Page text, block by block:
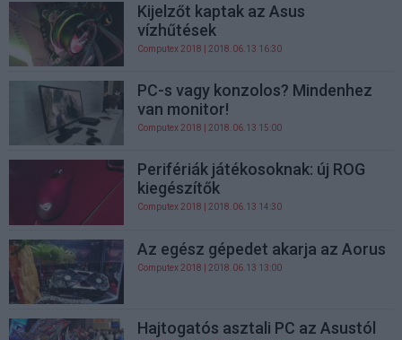
Kijelzőt kaptak az Asus
vízhűtések
Computex 2018 | 2018.06.13 16:30
PC-s vagy konzolos? Mindenhez
van monitor!
Computex 2018 | 2018.06.13 15:00
Perifériák játékosoknak: új ROG
kiegészítők
Computex 2018 | 2018.06.13 14:30
Az egész gépedet akarja az Aorus
Computex 2018 | 2018.06.13 13:00
Hajtogatós asztali PC az Asustól